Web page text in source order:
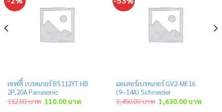
เซฟตี้ เบรคเกอร์ BS112YT HB
2P,20A Panasonic
112.00บาท Original
price
110.00บาทCurrent
price
มอเตอร์เบรคเกอร์ GV2-ME16
(9~14A) Schneider
3,450.00บาท Original
price
1,630.00บาท
price